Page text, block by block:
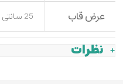
عرض قاب 25 سانتی متر
نظرات